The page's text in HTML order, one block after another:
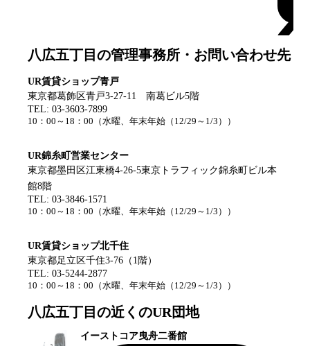
八広五丁目の管理事務所・お問い合わせ先
UR賃貸ショップ青戸
東京都葛飾区青戸3-27-11 南葛ビル5階
TEL: 03-3603-7899
10：00～18：00 （水曜、年末年始（12/29～1/3） ）
UR錦糸町営業センター
東京都墨田区江東橋4-26-5東京トラフィック錦糸町ビル本
館8階
TEL: 03-3846-1571
10：00～18：00 （水曜、年末年始（12/29～1/3） ）
UR賃貸ショップ北千住
東京都足立区千住3-76（1階）
TEL: 03-5244-2877
10：00～18：00 （水曜、年末年始（12/29～1/3） ）
八広五丁目の近くのUR団地
イーストコア曳舟二番館